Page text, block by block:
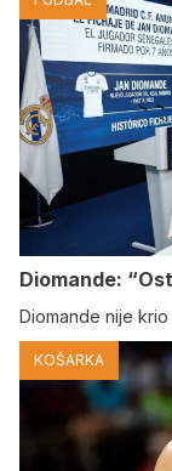
Diomande:
Diomande nije
KOŠARKA